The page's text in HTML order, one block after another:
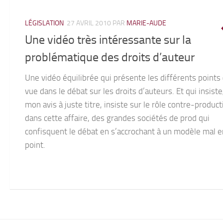
LÉGISLATION 27 AVRIL 2010 PAR MARIE-AUDE
Une vidéo très intéressante sur la
problématique des droits d’auteur
Une vidéo équilibrée qui présente les différents points
vue dans le débat sur les droits d’auteurs. Et qui
mon avis à juste titre, insiste sur le rôle contre-
dans cette affaire, des grandes sociétés de prod qui
confisquent le débat en s’accrochant à un modèle mal
point.